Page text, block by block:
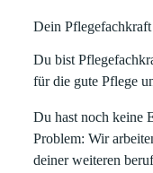
Dein
Du bist
für die gute Pflege
Du hast noch keine
Problem: Wir
deiner weiteren